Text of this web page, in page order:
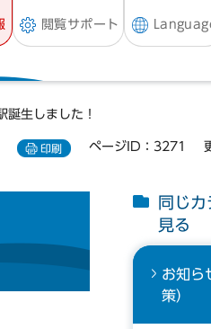
閲覧サポート
生しました！
印刷 ページID：3271
同じ
見る
お知ら
策）